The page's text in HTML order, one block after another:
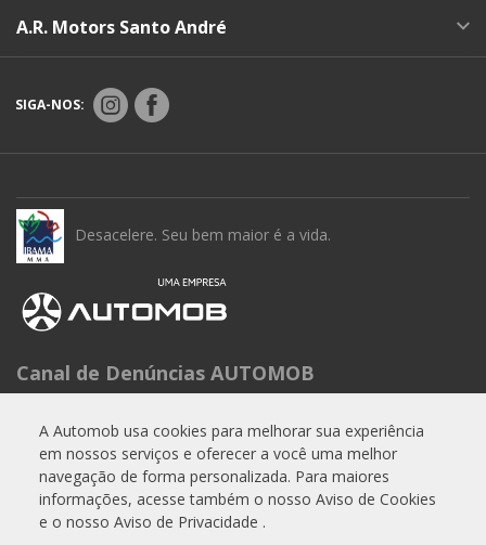
A Automob usa cookies para melhorar sua experiência
em nossos serviços e oferecer a você uma melhor
navegação de forma personalizada. Para maiores
informações, acesse também o nosso Aviso de Cookies
e o nosso Aviso de Privacidade .
A.R. Motors Santo André
SIGA-NOS:
Desacelere. Seu bem maior é a vida.
Canal de Denúncias AUTOMOB
Telefone: 0800 288 6662
E-mail:experiencia.cliente@automob.com.br